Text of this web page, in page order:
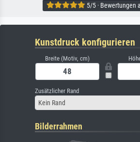
5/5 · Bewertungen
Kunstdruck konfigurieren
Breite (Motiv, cm)
Zusätzlicher Rand
Kein Rand
Bilderrahmen